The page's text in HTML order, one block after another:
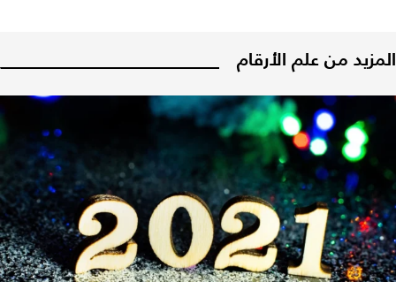
المزيد من علم الأرقام